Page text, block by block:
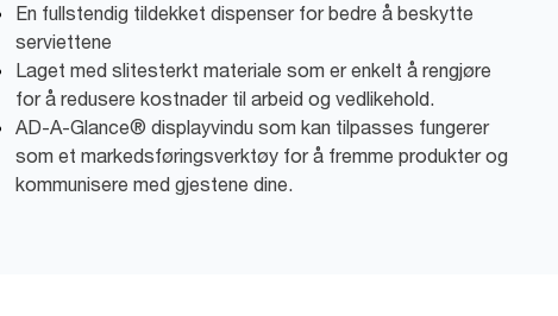
En fullstendig tildekket dispenser for bedre å beskytte
serviettene
Laget med slitesterkt materiale som er enkelt å rengjøre
for å redusere kostnader til arbeid og vedlikehold.
AD-A-Glance® displayvindu som kan tilpasses fungerer
som et markedsføringsverktøy for å fremme produkter og
kommunisere med gjestene dine.